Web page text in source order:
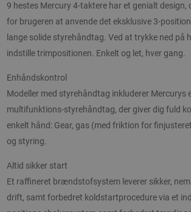
9 hestes Mercury 4-taktere har et genialt design,
for brugeren at anvende det eksklusive 3-
lange solide styrehåndtag. Ved at trykke ned på
indstille trimpositionen. Enkelt og let, hver gang.
Enhåndskontrol
Modeller med styrehåndtag inkluderer Mercurys
multifunktions-styrehåndtag, der giver dig fuld
enkelt hånd: Gear, gas (med friktion for
og styring.
Altid sikker start
Et raffineret brændstofsystem leverer sikker,
drift, samt forbedret koldstartprocedure via et